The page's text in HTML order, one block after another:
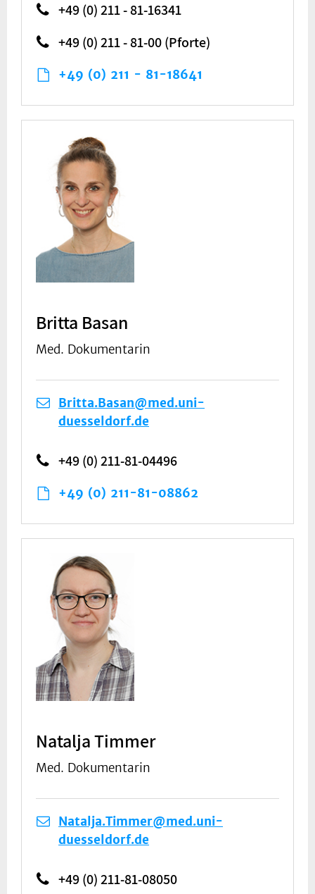
+49 (0) 211 - 81-16341
+49 (0) 211 - 81-00 (Pforte)
+49 (0) 211 - 81-18641
Britta Basan
Med. Dokumentarin
Britta.Basan@med.uni-
duesseldorf.de
+49 (0) 211-81-04496
+49 (0) 211-81-08862
Natalja Timmer
Med. Dokumentarin
Natalja.Timmer@med.uni-
duesseldorf.de
+49 (0) 211-81-08050